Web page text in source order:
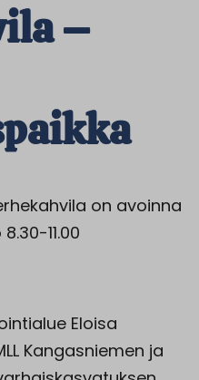
–
on avoinna
11.00
Eloisa
Kangasniemen ja